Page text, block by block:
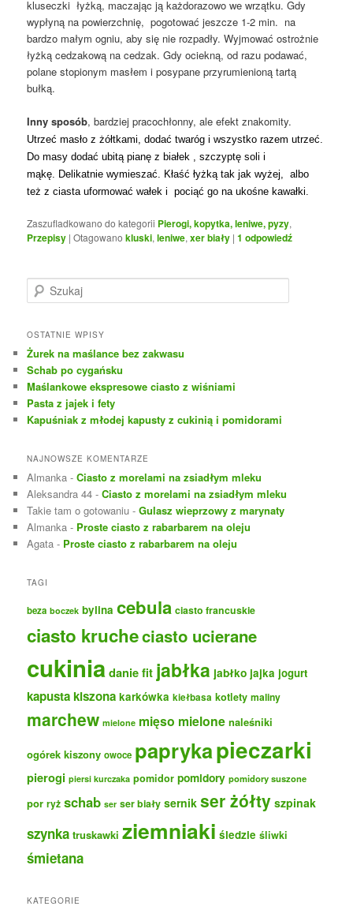
kluseczki łyżką, maczając ją każdorazowo we wrzątku. Gdy
wypłyną na powierzchnię, pogotować jeszcze 1-2 min. na
bardzo małym ogniu, aby się nie rozpadły. Wyjmować ostrożnie
łyżką cedzakową na cedzak. Gdy ociekną, od razu podawać,
polane stopionym masłem i posypane przyrumienioną tartą
bułką.
Inny sposób, bardziej pracochłonny, ale efekt znakomity.
Utrzeć masło z żółtkami, dodać twaróg i wszystko razem utrzeć.
Do masy dodać ubitą pianę z białek , szczyptę soli i
mąkę. Delikatnie wymieszać.
Kłaść łyżką tak jak wyżej,albo
też z ciasta uformować wałek i pociąć go na ukośne kawałki.
Zaszufladkowano do kategorii Pierogi, kopytka, leniwe, pyzy,
Przepisy |Otagowano kluski,leniwe,xer biały |1 odpowiedź
z
k
a
j
OSTATNIE WPISY
Żurek na maślance bez zakwasu
Schab po cygańsku
Maślankowe ekspresowe ciasto z wiśniami
Pasta z jajek i fety
Kapuśniak z młodej kapusty z cukinią i pomidorami
NAJNOWSZE KOMENTARZE
Almanka -Ciasto z morelami na zsiadłym mleku
Aleksandra 44 -Ciasto z morelami na zsiadłym mleku
Takie tam o gotowaniu -Gulasz wieprzowy z marynaty
Almanka - Proste ciasto z rabarbarem na oleju
Agata - Proste ciasto z rabarbarem na oleju
TAGI
beza boczek bylina cebula ciasto francuskie
ciasto krucheciasto ucierane
cukiniadanie fit jabłka jabłko jajka jogurt
kapusta kiszona karkówka kiełbasa kotlety maliny
marchew mielone mięso mielone naleśniki
ogórek kiszony owoce paprykapieczarki
pierogi piersi kurczaka pomidor pomidory pomidory suszone
por ryż schab ser ser biały sernik ser żółty szpinak
szynka truskawki ziemniaki śledzie śliwki
śmietana
KATEGORIE